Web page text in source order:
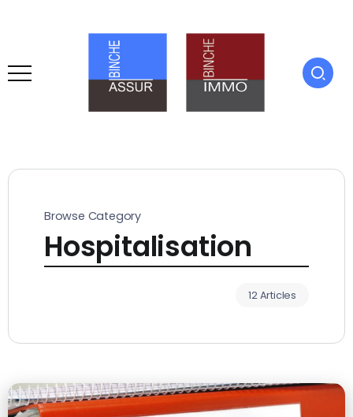
Browse Category
Hospitalisation
12 Articles